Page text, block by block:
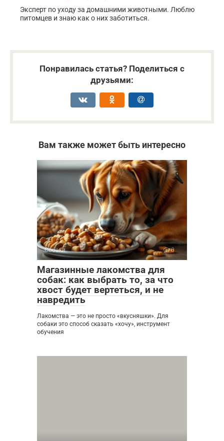
Эксперт по уходу за домашними животными. Люблю
питомцев и знаю как о них заботиться.
Понравилась статья? Поделиться с
друзьями:
Вам также может быть интересно
Собаки 0
Магазинные лакомства для
собак: как выбрать то, за что
хвост будет вертеться, и не
навредить
Лакомства — это не просто «вкусняшки». Для
собаки это способ сказать «хочу», инструмент
обучения